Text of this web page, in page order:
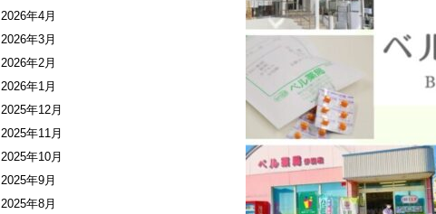
2026年4月
2026年3月
2026年2月
2026年1月
2025年12月
2025年11月
2025年10月
2025年9月
2025年8月